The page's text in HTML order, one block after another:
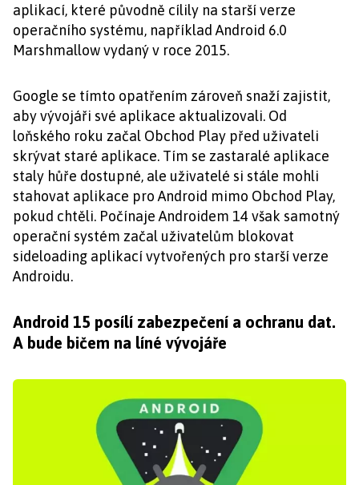
aplikací, které původně cílily na starší verze
operačního systému, například Android 6.0
Marshmallow vydaný v roce 2015.
Google se tímto opatřením zároveň snaží zajistit,
aby vývojáři své aplikace aktualizovali. Od
loňského roku začal Obchod Play před uživateli
skrývat staré aplikace. Tím se zastaralé aplikace
staly hůře dostupné, ale uživatelé si stále mohli
stahovat aplikace pro Android mimo Obchod Play,
pokud chtěli. Počínaje Androidem 14 však samotný
operační systém začal uživatelům blokovat
sideloading aplikací vytvořených pro starší verze
Androidu.
Android 15 posílí zabezpečení a ochranu dat.
A bude bičem na líné vývojáře